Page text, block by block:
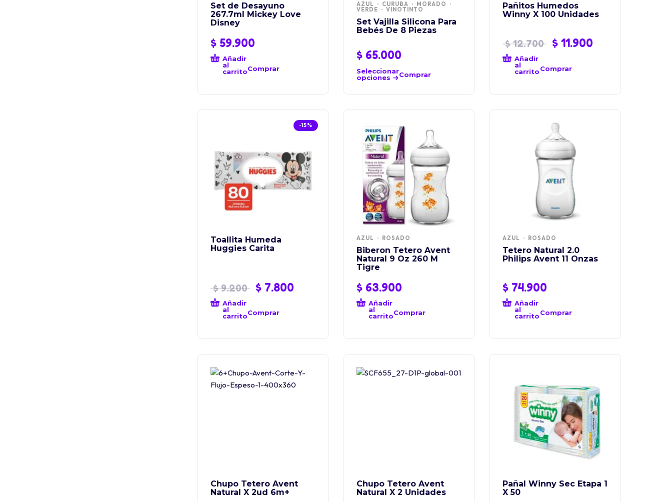
Set de Desayuno
267.7ml Mickey Love
Disney
$59.900
Añadir
al
carritoComprar
AZUL CURUBA MORADO
VERDE VINOTINTO
Set Vajilla Silicona Para
Bebés De 8 Piezas
$65.000
Seleccionar
opciones
Comprar
Pañitos Humedos
Winny X 100 Unidades
$12.700 $ 11.900
Añadir
al
carritoComprar
-15%
Toallita Humeda
Huggies Carita
$9.200 $7.800
Añadir
al
carritoComprar
AZUL ROSADO
Biberon Tetero Avent
Natural 9 Oz 260 M
Tigre
$63.900
Añadir
al
carritoComprar
AZUL ROSADO
Tetero Natural 2.0
Philips Avent 11 Onzas
$ 74.900
Añadir
al
carritoComprar
Chupo Tetero Avent
Natural X 2ud 6m+
Chupo Tetero Avent
Natural X 2 Unidades
Pañal Winny Sec Etapa 1
X 50